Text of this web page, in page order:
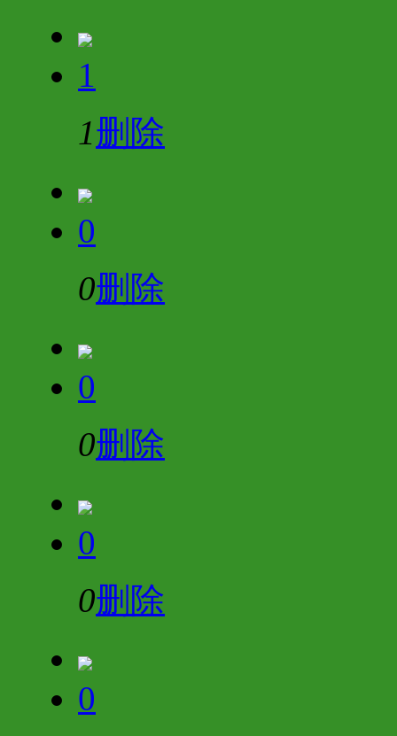
1
1删除
0
0删除
0
0删除
0
0删除
0